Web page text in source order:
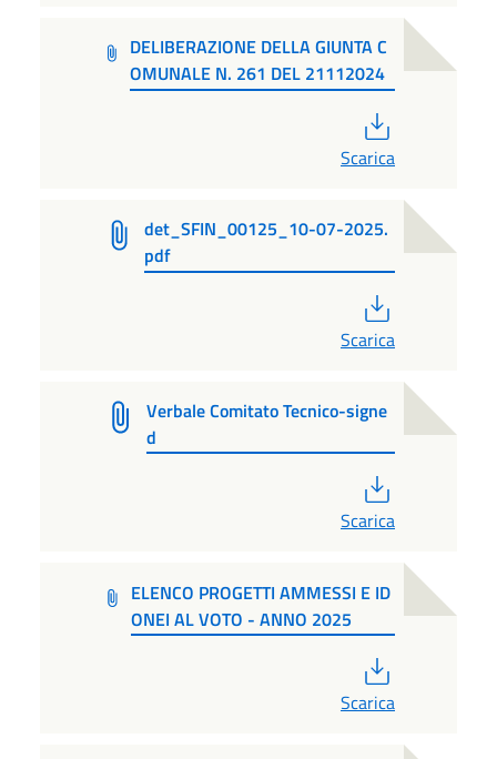
DELIBERAZIONE DELLA GIUNTA C
OMUNALE N. 261 DEL 21112024
Scarica
det_SFIN_00125_10-07-2025.
pdf
Scarica
Verbale Comitato Tecnico-signe
d
Scarica
ELENCO PROGETTI AMMESSI E ID
ONEI AL VOTO - ANNO 2025
Scarica